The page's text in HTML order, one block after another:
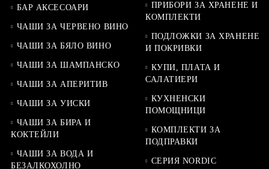
БАР АКСЕСОАРИ
ЧАШИ ЗА ЧЕРВЕНО ВИНО
ЧАШИ ЗА БЯЛО ВИНО
ЧАШИ ЗА ШАМПАНСКО
ЧАШИ ЗА АПЕРИТИВ
ЧАШИ ЗА УИСКИ
ЧАШИ ЗА БИРА И
КОКТЕЙЛИ
ЧАШИ ЗА ВОДА И
БЕЗАЛКОХОЛНО
ПРИБОРИ ЗА ХРАНЕНЕ И
КОМПЛЕКТИ
ПОДЛОЖКИ ЗА ХРАНЕНЕ
И ПОКРИВКИ
КУПИ, ПЛАТА И
САЛАТИЕРИ
КУХНЕНСКИ
ПОМОЩНИЦИ
КОМПЛЕКТИ ЗА
ПОДПРАВКИ
СЕРИЯ NORDIC